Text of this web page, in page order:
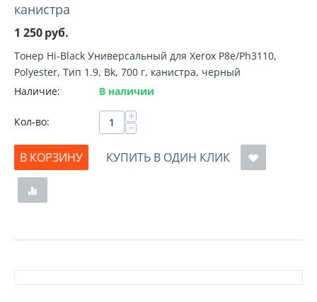
канистра
1 250руб.
Тонер Hi-Black Универсальный для Xerox P8e/Ph3110,
Polyester, Тип 1.9, Bk, 700 г, канистра, черный
Наличие:
В наличии
Кол-во: +
−
В КОРЗИНУ
КУПИТЬ В ОДИН КЛИК